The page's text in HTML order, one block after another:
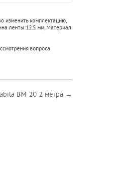
изменить комплектацию,
ленты:12.5 мм, Материал
вопроса
BM 20 2 метра →